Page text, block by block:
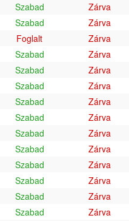
Szabad Zárva
Szabad Zárva
Foglalt Zárva
Szabad Zárva
Szabad Zárva
Szabad Zárva
Szabad Zárva
Szabad Zárva
Szabad Zárva
Szabad Zárva
Szabad Zárva
Szabad Zárva
Szabad Zárva
Szabad Zárva